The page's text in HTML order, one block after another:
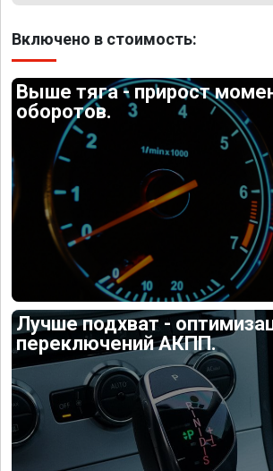
Включено в стоимость:
Выше тяга - прирост
оборотов.
Лучше подхват -
переключений АКПП.